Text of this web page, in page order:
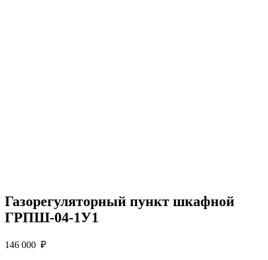
Газорегуляторный пункт шкафной
ГРПШ-04-1У1
146 000 ₽